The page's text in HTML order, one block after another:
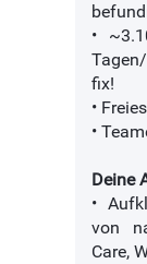
•
fix!
•
•
Deine
•
von
Care,